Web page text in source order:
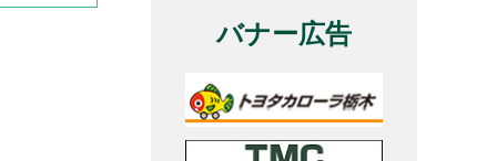
バナー広告